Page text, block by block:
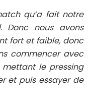
qu’a fait notre
Donc nous avons
fort et faible, donc
commencer avec
le pressing
et puis essayer de